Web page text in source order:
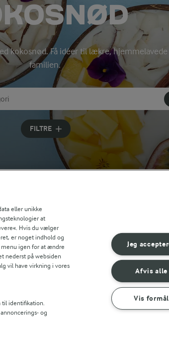
kokosnød. Få idéer til lækre,
familien.
for at søge
FILTRE
eller unikke
at
Hvis du vælger
er noget indhold og
menu igen for at ændre
nederst på websiden
vil have virkning i vores
til identifikation.
og
Jeg
Afvis alle
Vis formål